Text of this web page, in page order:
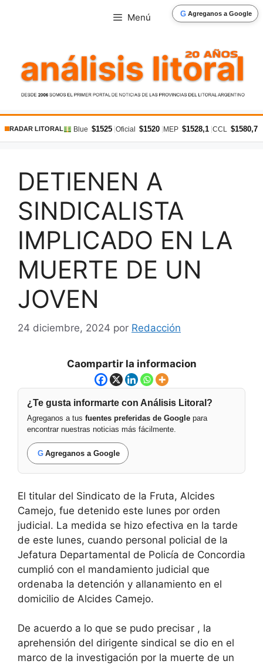
G Agreganos a Google
Menú
RADAR LITORAL Blue $1525 Oficial $1520 MEP $1528,1 CCL $1580,7
DETIENEN A
SINDICALISTA
IMPLICADO EN LA
MUERTE DE UN
JOVEN
24 diciembre, 2024 por Redacción
Caompartir la informacion
¿Te gusta informarte con Análisis Litoral?
Agreganos a tus fuentes preferidas de Google para
encontrar nuestras noticias más fácilmente.
G Agreganos a Google
El titular del Sindicato de la Fruta, Alcides
Camejo, fue detenido este lunes por orden
judicial. La medida se hizo efectiva en la tarde
de este lunes, cuando personal policial de la
Jefatura Departamental de Policía de Concordia
cumplió con el mandamiento judicial que
ordenaba la detención y allanamiento en el
domicilio de Alcides Camejo.
De acuerdo a lo que se pudo precisar , la
aprehensión del dirigente sindical se dio en el
marco de la investigación por la muerte de un